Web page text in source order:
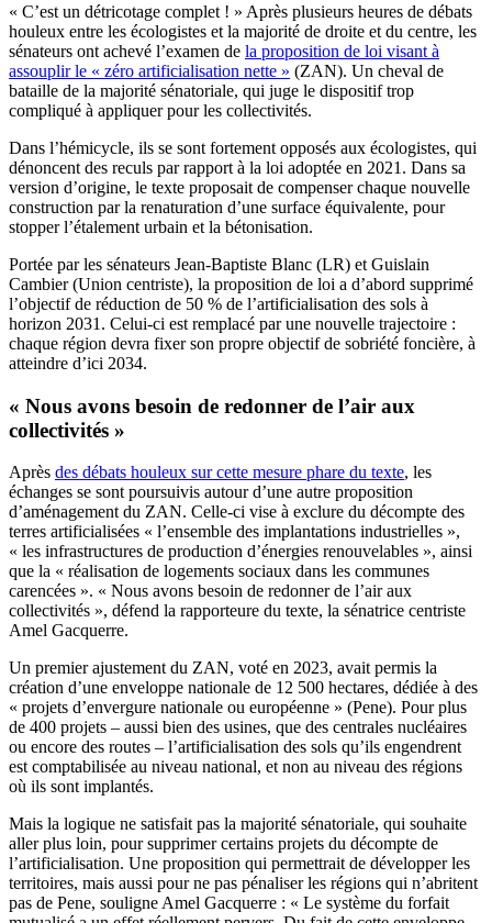
« C’est un détricotage complet ! » Après plusieurs heures de débats
houleux entre les écologistes et la majorité de droite et du centre, les
sénateurs ont achevé l’examen de la proposition de loi visant à
assouplir le « zéro artificialisation nette » (ZAN). Un cheval de
bataille de la majorité sénatoriale, qui juge le dispositif trop
compliqué à appliquer pour les collectivités.
Dans l’hémicycle, ils se sont fortement opposés aux écologistes, qui
dénoncent des reculs par rapport à la loi adoptée en 2021. Dans sa
version d’origine, le texte proposait de compenser chaque nouvelle
construction par la renaturation d’une surface équivalente, pour
stopper l’étalement urbain et la bétonisation.
Portée par les sénateurs Jean-Baptiste Blanc (LR) et Guislain
Cambier (Union centriste), la proposition de loi a d’abord supprimé
l’objectif de réduction de 50 % de l’artificialisation des sols à
horizon 2031. Celui-ci est remplacé par une nouvelle trajectoire :
chaque région devra fixer son propre objectif de sobriété foncière, à
atteindre d’ici 2034.
« Nous avons besoin de redonner de l’air aux
collectivités »
Après des débats houleux sur cette mesure phare du texte, les
échanges se sont poursuivis autour d’une autre proposition
d’aménagement du ZAN. Celle-ci vise à exclure du décompte des
terres artificialisées « l’ensemble des implantations industrielles »,
« les infrastructures de production d’énergies renouvelables », ainsi
que la « réalisation de logements sociaux dans les communes
carencées ». « Nous avons besoin de redonner de l’air aux
collectivités », défend la rapporteure du texte, la sénatrice centriste
Amel Gacquerre.
Un premier ajustement du ZAN, voté en 2023, avait permis la
création d’une enveloppe nationale de 12 500 hectares, dédiée à des
« projets d’envergure nationale ou européenne » (Pene). Pour plus
de 400 projets – aussi bien des usines, que des centrales nucléaires
ou encore des routes – l’artificialisation des sols qu’ils engendrent
est comptabilisée au niveau national, et non au niveau des régions
où ils sont implantés.
Mais la logique ne satisfait pas la majorité sénatoriale, qui souhaite
aller plus loin, pour supprimer certains projets du décompte de
l’artificialisation. Une proposition qui permettrait de développer les
territoires, mais aussi pour ne pas pénaliser les régions qui n’abritent
pas de Pene, souligne Amel Gacquerre : « Le système du forfait